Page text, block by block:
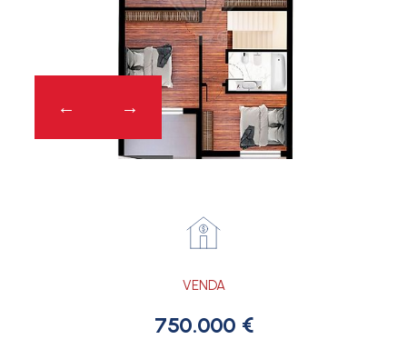
VENDA
750.000 €